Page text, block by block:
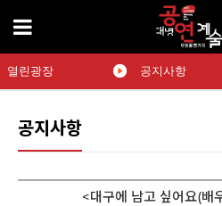
열린광장 공지사항
공지사항
<대구에 남고 싶어요(